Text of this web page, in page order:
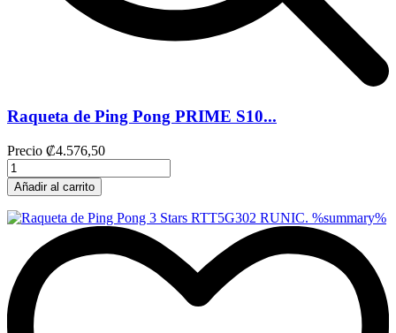
Raqueta de Ping Pong PRIME S10...
Precio ₡4.576,50
Añadir al carrito